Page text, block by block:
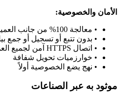
الأمان والخصوصية:
• معالجة 100% من جانب العميل - بدون رفع للخادم
• بدون تتبع أو تسجيل أو جمع
• اتصال HTTPS آمن لجميع العمليات
• خوارزميات تحويل شفافة
• نهج يضع الخصوصية أولاً
موثود به عبر الصناعات